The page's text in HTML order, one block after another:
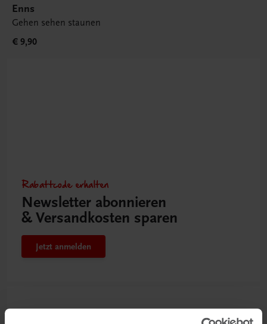
Enns
Gehen sehen staunen
€ 9,90
Rabattcode erhalten
Newsletter abonnieren
& Versandkosten sparen
Jetzt anmelden